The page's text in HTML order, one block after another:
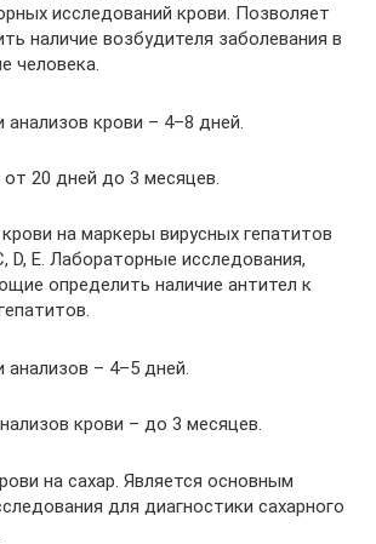
исследований крови. Позволяет
наличие возбудителя заболевания в
человека.
анализов крови – 4–8 дней.
20 дней до 3 месяцев.
на маркеры вирусных гепатитов
D, E. Лабораторные исследования,
определить наличие антител к
анализов – 4–5 дней.
крови – до 3 месяцев.
на сахар. Является основным
для диагностики сахарного